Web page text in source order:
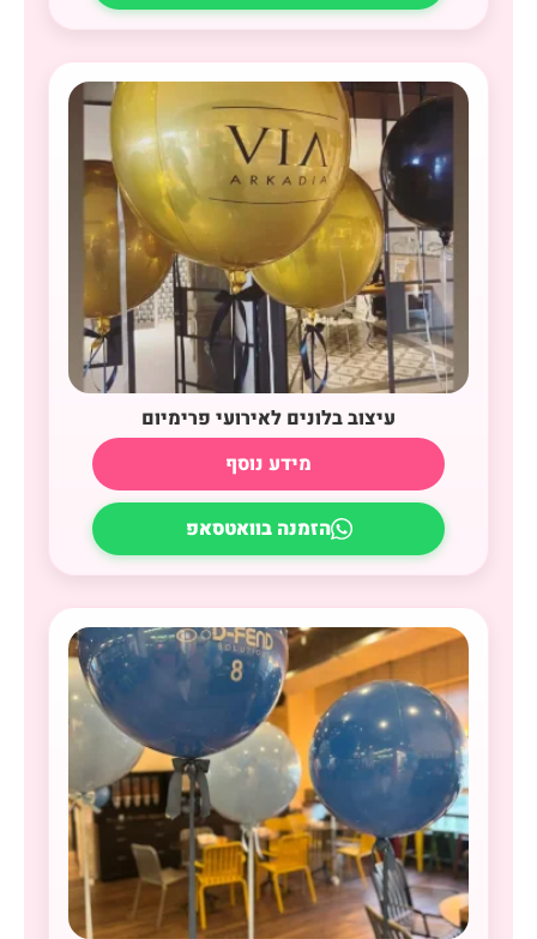
עיצוב בלונים לאירועי פרימיום
מידע נוסף
הזמנה בוואטסאפ